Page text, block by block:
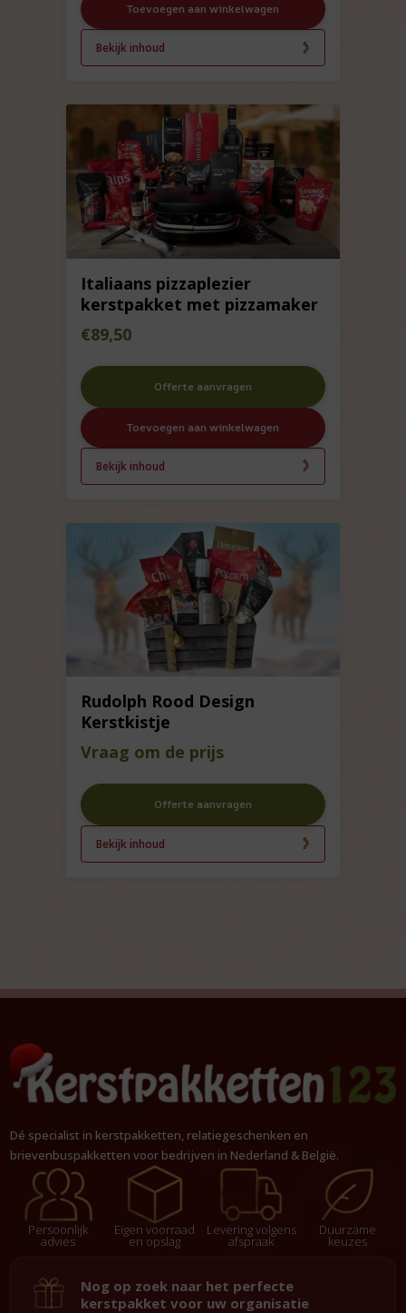
Toevoegen aan winkelwagen
Bekijk inhoud
Italiaans pizzaplezier
kerstpakket met pizzamaker
€89,50
Offerte aanvragen
Toevoegen aan winkelwagen
Bekijk inhoud
Rudolph Rood Design
Kerstkistje
Vraag om de prijs
Offerte aanvragen
Bekijk inhoud
Dé specialist in kerstpakketten, relatiegeschenken en
brievenbuspakketten voor bedrijven in Nederland & België.
Persoonlijk
advies
Eigen voorraad
en opslag
Levering volgens
afspraak
Duurzame
keuzes
Nog op zoek naar het perfecte
kerstpakket voor uw organisatie